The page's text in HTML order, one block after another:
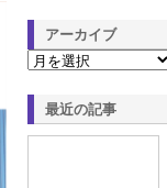
アーカイブ
最近の記事